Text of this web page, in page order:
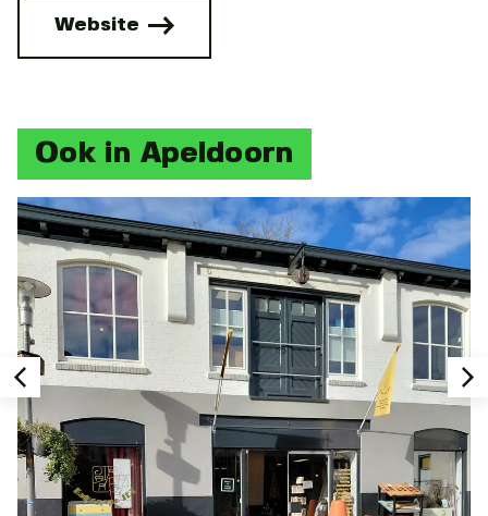
Website
Ook in Apeldoorn